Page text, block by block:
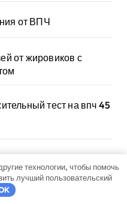
от ВПЧ
от жировиков с
тест на впч 45
технологии, чтобы помочь
лучший пользовательский